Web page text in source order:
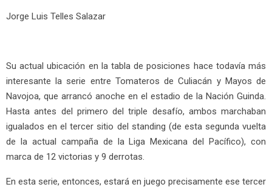
Jorge Luis Telles Salazar
Su actual ubicación en la tabla de posiciones hace todavía más
interesante la serie entre Tomateros de Culiacán y Mayos de
Navojoa, que arrancó anoche en el estadio de la Nación Guinda.
Hasta antes del primero del triple desafío, ambos marchaban
igualados en el tercer sitio del standing (de esta segunda vuelta
de la actual campaña de la Liga Mexicana del Pacífico), con
marca de 12 victorias y 9 derrotas.
En esta serie, entonces, estará en juego precisamente ese tercer